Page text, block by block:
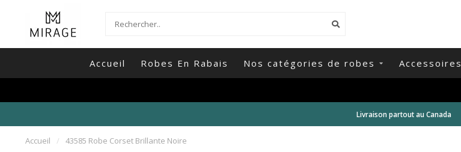
Accueil Robes En Rabais Nos catégories de robes Accessoires
Livraison partout au Canada
Accueil / 43585 Robe Corset Brillante Noire